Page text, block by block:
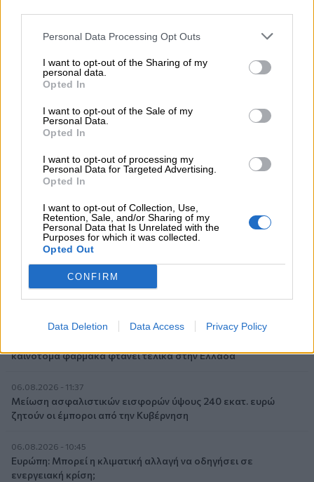
Personal Data Processing Opt Outs
I want to opt-out of the Sharing of my
personal data.
Opted In
I want to opt-out of the Sale of my
Personal Data.
Opted In
I want to opt-out of processing my
Personal Data for Targeted Advertising.
Opted In
I want to opt-out of Collection, Use,
Retention, Sale, and/or Sharing of my
Personal Data that Is Unrelated with the
Purposes for which it was collected.
Opted Out
CONFIRM
Data Deletion Data Access Privacy Policy
CrediaBank: Οικονομικά Αποτελέσματα A’ Εξαμήνου 2026 -
07.08.2026 - 08:45
Στόχος για νέα δάνεια 15 δισ. το 2026, η «ακτινογραφία» της
κερδοφορίας των τραπεζών, η δυναμική επιστροφή της
06.08.2026 - 22:39
στο έργο του – Ποιος είναι ο Έλληνας χειρουργός Χρήστος
Κοντοβουνήσιος
06.08.2026 - 14:55
Μιχάλης Τάτσης, Insurance & Healthcare Analyst, διευθυντής
Επιχειρηματικής Ανάπτυξης Ομίλου HHG
06.08.2026 - 13:30
Όταν η επόμενη μέρα είναι στάχτη, τι θα πει ο Ασφαλιστικός
06.08.2026 - 12:22
καινοτόμα φάρμακα φτάνει τελικά στην Ελλάδα
06.08.2026 - 11:37
Μείωση ασφαλιστικών εισφορών ύψους 240 εκατ. ευρώ
ζητούν οι έμποροι από την Κυβέρνηση
06.08.2026 - 10:45
Ευρώπη: Μπορεί η κλιματική αλλαγή να οδηγήσει σε
ενεργειακή κρίση;